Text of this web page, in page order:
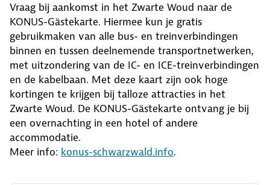
Vraag bij aankomst in het Zwarte Woud naar de
KONUS-Gästekarte. Hiermee kun je gratis
gebruikmaken van alle bus- en treinverbindingen
binnen en tussen deelnemende transportnetwerken,
met uitzondering van de IC- en ICE-treinverbindingen
en de kabelbaan. Met deze kaart zijn ook hoge
kortingen te krijgen bij talloze attracties in het
Zwarte Woud. De KONUS-Gästekarte ontvang je bij
een overnachting in een hotel of andere
accommodatie.
Meer info: konus-schwarzwald.info.